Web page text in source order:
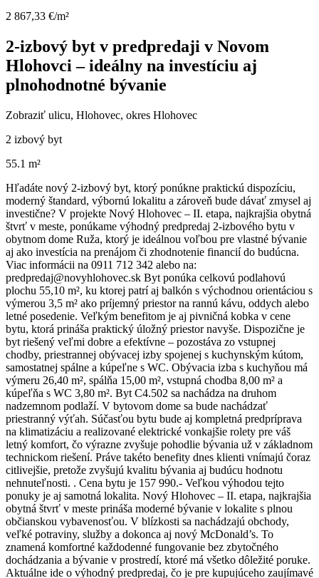
2 867,33 €/m²
2-izbový byt v predpredaji v Novom
Hlohovci – ideálny na investíciu aj
plnohodnotné bývanie
Zobraziť ulicu, Hlohovec, okres Hlohovec
2 izbový byt
55.1 m²
Hľadáte nový 2-izbový byt, ktorý ponúkne praktickú dispozíciu,
moderný štandard, výbornú lokalitu a zároveň bude dávať zmysel aj
investične? V projekte Nový Hlohovec – II. etapa, najkrajšia obytná
štvrť v meste, ponúkame výhodný predpredaj 2-izbového bytu v
obytnom dome Ruža, ktorý je ideálnou voľbou pre vlastné bývanie
aj ako investícia na prenájom či zhodnotenie financií do budúcna.
Viac informácii na 0911 712 342 alebo na:
predpredaj@novyhlohovec.sk Byt ponúka celkovú podlahovú
plochu 55,10 m², ku ktorej patrí aj balkón s východnou orientáciou s
výmerou 3,5 m² ako príjemný priestor na rannú kávu, oddych alebo
letné posedenie. Veľkým benefitom je aj pivničná kobka v cene
bytu, ktorá prináša praktický úložný priestor navyše. Dispozične je
byt riešený veľmi dobre a efektívne – pozostáva zo vstupnej
chodby, priestrannej obývacej izby spojenej s kuchynským kútom,
samostatnej spálne a kúpeľne s WC. Obývacia izba s kuchyňou má
výmeru 26,40 m², spálňa 15,00 m², vstupná chodba 8,00 m² a
kúpeľňa s WC 3,80 m². Byt C4.502 sa nachádza na druhom
nadzemnom podlaží. V bytovom dome sa bude nachádzať
priestranný výťah. Súčasťou bytu bude aj kompletná predpríprava
na klimatizáciu a realizované elektrické vonkajšie rolety pre váš
letný komfort, čo výrazne zvyšuje pohodlie bývania už v základnom
technickom riešení. Práve takéto benefity dnes klienti vnímajú čoraz
citlivejšie, pretože zvyšujú kvalitu bývania aj budúcu hodnotu
nehnuteľnosti. . Cena bytu je 157 990.- Veľkou výhodou tejto
ponuky je aj samotná lokalita. Nový Hlohovec – II. etapa, najkrajšia
obytná štvrť v meste prináša moderné bývanie v lokalite s plnou
občianskou vybavenosťou. V blízkosti sa nachádzajú obchody,
veľké potraviny, služby a dokonca aj nový McDonald’s. To
znamená komfortné každodenné fungovanie bez zbytočného
dochádzania a bývanie v prostredí, ktoré má všetko dôležité poruke.
Aktuálne ide o výhodný predpredaj, čo je pre kupujúceho zaujímavé